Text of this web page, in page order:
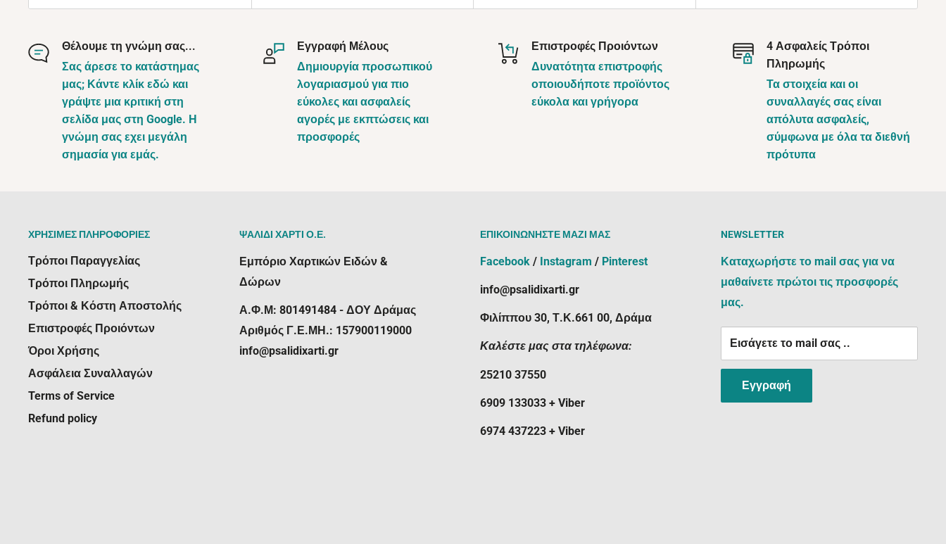
Θέλουμε τη γνώμη σας...
Σας άρεσε το κατάστημας
μας; Κάντε κλίκ εδώ και
γράψτε μια κριτική στη
σελίδα μας στη Google. Η
γνώμη σας εχει μεγάλη
σημασία για εμάς.
Εγγραφή Μέλους
Δημιουργία προσωπικού
λογαριασμού για πιο
εύκολες και ασφαλείς
αγορές με εκπτώσεις και
προσφορές
Επιστροφές Προιόντων
Δυνατότητα επιστροφής
οποιουδήποτε προϊόντος
εύκολα και γρήγορα
4 Ασφαλείς Τρόποι
Πληρωμής
Τα στοιχεία και οι
συναλλαγές σας είναι
απόλυτα ασφαλείς,
σύμφωνα με όλα τα διεθνή
πρότυπα
ΧΡΗΣΙΜΕΣ ΠΛΗΡΟΦΟΡΙΕΣ
Τρόποι Παραγγελίας
Τρόποι Πληρωμής
Τρόποι & Κόστη Αποστολής
Επιστροφές Προιόντων
Όροι Χρήσης
Ασφάλεια Συναλλαγών
Terms of Service
Refund policy
ΨΑΛΙΔΙ ΧΑΡΤΙ Ο.Ε.
Εμπόριο Χαρτικών Ειδών &
Δώρων
Α.Φ.Μ: 801491484 - ΔΟΥ Δράμας
Αριθμός Γ.Ε.ΜΗ.: 157900119000
info@psalidixarti.gr
ΕΠΙΚΟΙΝΩΝΗΣΤΕ ΜΑΖΙ ΜΑΣ
Facebook / Instagram / Pinterest
info@psalidixarti.gr
Φιλίππου 30, Τ.Κ.661 00, Δράμα
Καλέστε μας στα τηλέφωνα:
25210 37550
6909 133033 + Viber
6974 437223 + Viber
NEWSLETTER
Καταχωρήστε το mail σας για να
μαθαίνετε πρώτοι τις προσφορές
μας.
Εισάγετε το mail σας ..
Εγγραφή